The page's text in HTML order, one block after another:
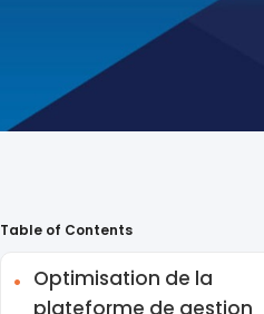
Table of Contents
Optimisation de la
plateforme de gestion